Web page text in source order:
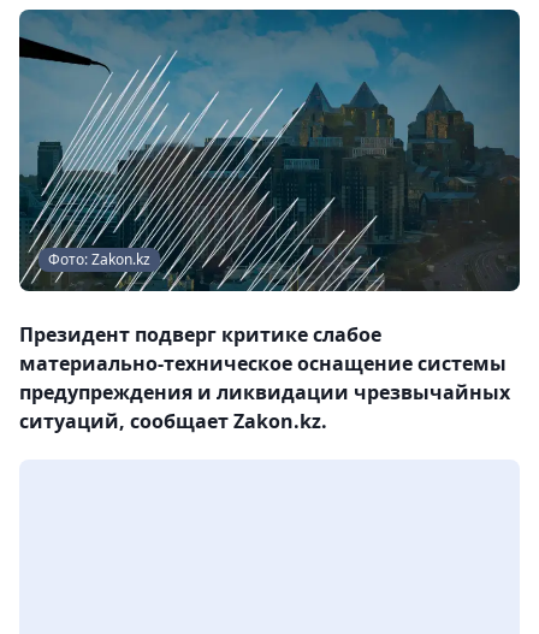
Фото: Zakon.kz
Президент подверг критике слабое
материально-техническое оснащение системы
предупреждения и ликвидации чрезвычайных
ситуаций, сообщает Zakon.kz.